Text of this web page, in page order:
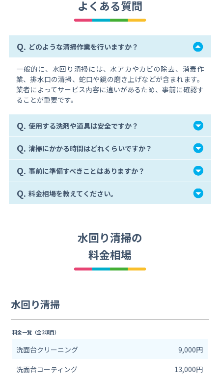
よくある質問
Q. どのような清掃作業を行いますか？
一般的に、水回り清掃には、水アカやカビの除去、消毒作
業、排水口の清掃、蛇口や鏡の磨き上げなどが含まれます。
業者によってサービス内容に違いがあるため、事前に確認す
ることが重要です。
Q. 使用する洗剤や道具は安全ですか？
Q. 清掃にかかる時間はどれくらいですか？
Q. 事前に準備すべきことはありますか？
Q. 料金相場を教えてください。
水回り清掃の
料金相場
水回り清掃
料金一覧（全2項目）
洗面台クリーニング
9,000円
洗面台コーティング
13,000円